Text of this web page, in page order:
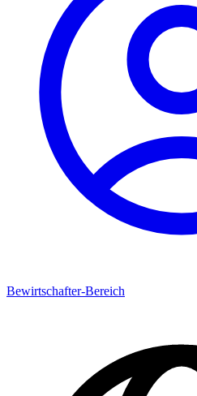
Bewirtschafter-Bereich